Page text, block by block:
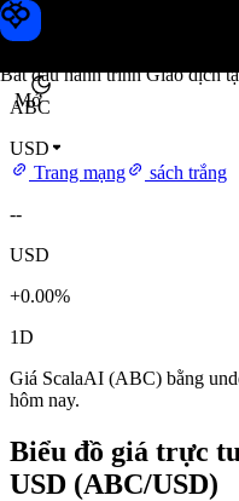
Bắt đầu hành trình Giao dịch
Mở
Giá ScalaAI
ABC
USD
Trang mạng
sách trắng
--
USD
+0.00%
1D
Giá ScalaAI (ABC) bằng
hôm nay.
Biểu đồ giá trực
USD (ABC/USD)